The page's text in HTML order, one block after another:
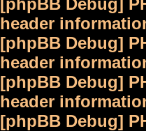
[phpBB Debug]
header
[phpBB Debug]
header
[phpBB Debug]
header
[phpBB Debug]